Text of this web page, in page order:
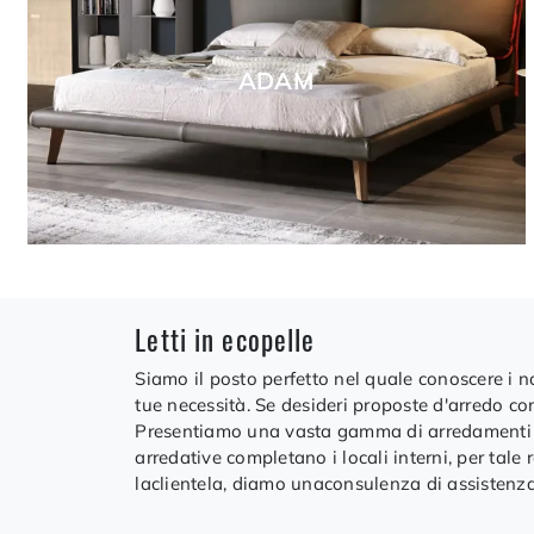
ADAM
Letti in ecopelle
Siamo il posto perfetto nel quale conoscere i
tue necessità. Se desideri proposte d'arredo
Presentiamo una vasta gamma di
arredative completano i locali interni, per tale
laclientela, diamo unaconsulenza di